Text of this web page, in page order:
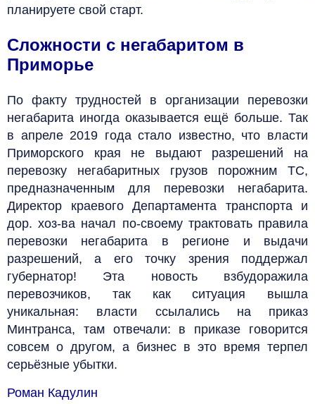
планируете свой старт.
Сложности с негабаритом в
Приморье
По факту трудностей в организации перевозки
негабарита иногда оказывается ещё больше. Так
в апреле 2019 года стало известно, что власти
Приморского края не выдают разрешений на
перевозку негабаритных грузов порожним ТС,
предназначенным для перевозки негабарита.
Директор краевого Департамента транспорта и
дор. хоз-ва начал по-своему трактовать правила
перевозки негабарита в регионе и выдачи
разрешений, а его точку зрения поддержал
губернатор! Эта новость взбудоражила
перевозчиков, так как ситуация вышла
уникальная: власти ссылались на приказ
Минтранса, там отвечали: в приказе говорится
совсем о другом, а бизнес в это время терпел
серьёзные убытки.
Роман Кадулин